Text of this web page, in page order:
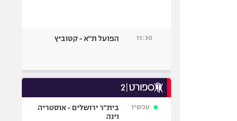
11:30 הפועל ת"א - קטוביץ
עכשיו
בית"ר ירושלים - אוסטריה
וינה